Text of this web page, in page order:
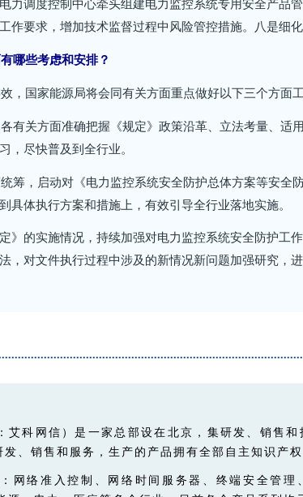
力调度控制中心牵头组建电力监控系统专用安全产品
作要求，增加技术监督过程中风险管控措施。八是细化
哪些考虑和安排？
，国家能源局将会同有关方面重点做好以下三个方面工
有关方面准确把握《规定》政策沿革、立法考量、适
，尽快普及到全行业。
筹，启动对《电力监控系统安全防护总体方案等安全
体执行方案和措施上，有效引导全行业落地实施。
》的实施情况，持续加强对电力监控系统安全防护工
，对文件执行过程中涉及的新情况新问题加强研究，
艾科网信）是一家总部设在北京，集研发、销售
、销售和服务，生产的产品拥有全部自主知识产权
网络准入控制、网络时间服务器、终端安全管理